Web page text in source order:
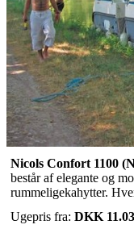
Nicols Confort 1100
består af elegante og
rummeligekahytter.
Ugepris fra: DKK